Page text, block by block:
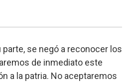
parte, se negó a reconocer los
de inmediato este
a la patria. No aceptaremos